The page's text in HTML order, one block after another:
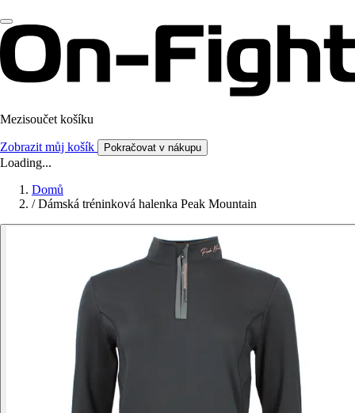
Mezisoučet košíku
Zobrazit můj košík Pokračovat v nákupu
Loading...
Domů
/ Dámská tréninková halenka Peak Mountain